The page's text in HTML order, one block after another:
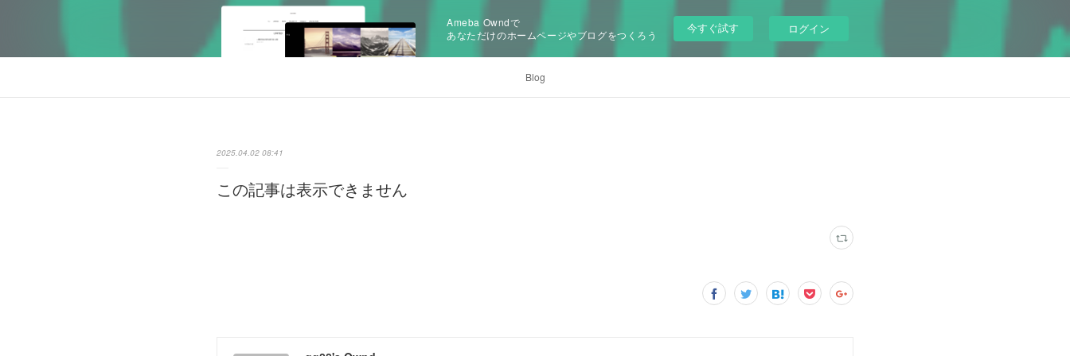
Ameba Owndで
あなただけのホームページやブログをつくろう
今すぐ試す ログイン
Blog
2025.04.02 08:41
この記事は表示できません